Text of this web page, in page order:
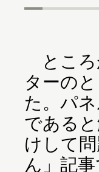
ところ
ターの
た。パ
である
けして
ん」記事